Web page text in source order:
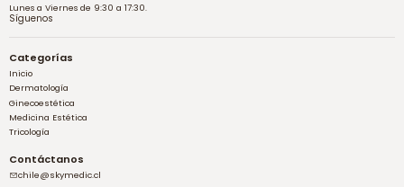
Lunes a Viernes de 9:30 a 17:30.
Síguenos
Categorías
Inicio
Dermatología
Ginecoestética
Medicina Estética
Tricología
Contáctanos
chile@skymedic.cl